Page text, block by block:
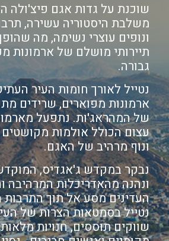
שוכנת על גדות אגם פיצ'ולה
משלבת היסטוריה עשירה,
ונופים עוצרי נשימה, מה
תיירותי מושלם של ארמונות
גבורה.
נטייל לאורך חומות העיר
ארמונות מפוארים, שרידים
של המהראג'ות. נתפעל
עצום הכולל אולמות מקושטים
ונוף מרהיב של האגם.
נבקר במקדש ג'אגדיס,
ונהנה מהאדריכלות המרהיבה
העדינים מסע אל תוך
נטייל בסמטאות הצרות של
שווקים תוססים, חנויות